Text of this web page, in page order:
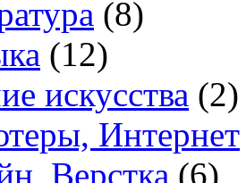
(8)
(12)
искусства (2)
Интернет
Верстка (6)